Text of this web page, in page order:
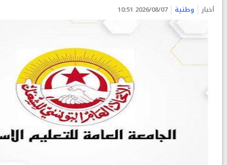
أخبار وطنية 2026/08/07 10:51